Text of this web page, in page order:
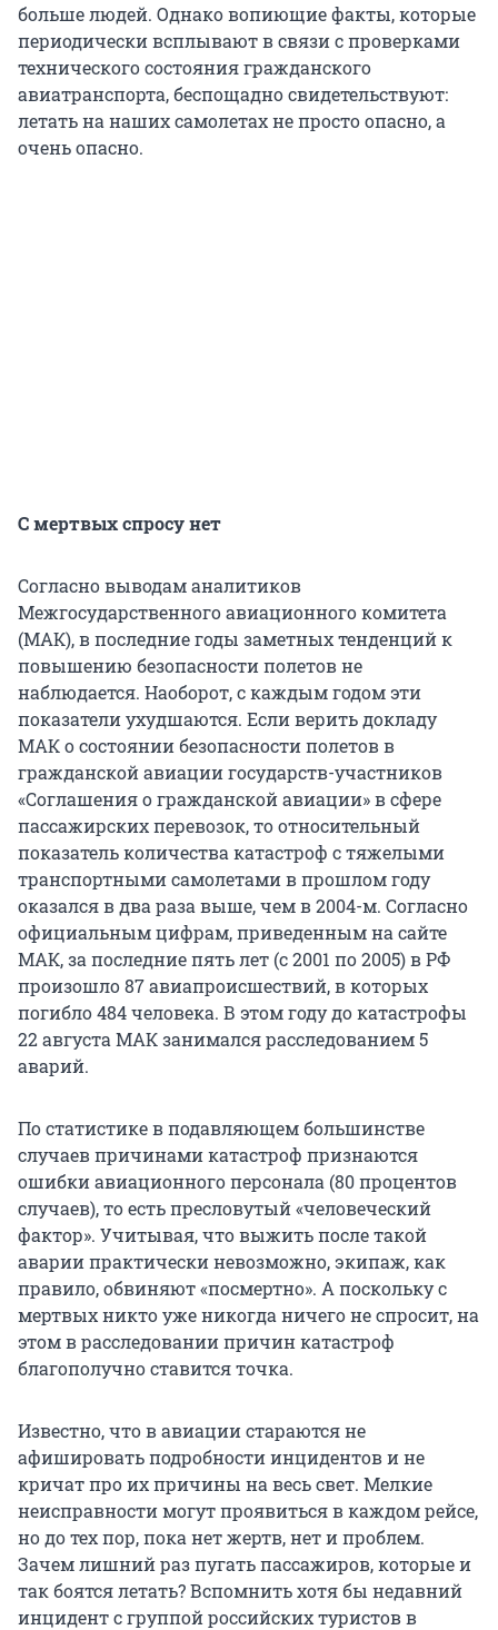
больше людей. Однако вопиющие факты, которые
периодически всплывают в связи с проверками
технического состояния гражданского
авиатранспорта, беспощадно свидетельствуют:
летать на наших самолетах не просто опасно, а
очень опасно.
С мертвых спросу нет
Согласно выводам аналитиков
Межгосударственного авиационного комитета
(МАК), в последние годы заметных тенденций к
повышению безопасности полетов не
наблюдается. Наоборот, с каждым годом эти
показатели ухудшаются. Если верить докладу
МАК о состоянии безопасности полетов в
гражданской авиации государств-участников
«Соглашения о гражданской авиации» в сфере
пассажирских перевозок, то относительный
показатель количества катастроф с тяжелыми
транспортными самолетами в прошлом году
оказался в два раза выше, чем в 2004-м. Согласно
официальным цифрам, приведенным на сайте
МАК, за последние пять лет (с 2001 по 2005) в РФ
произошло 87 авиапроисшествий, в которых
погибло 484 человека. В этом году до катастрофы
22 августа МАК занимался расследованием 5
аварий.
По статистике в подавляющем большинстве
случаев причинами катастроф признаются
ошибки авиационного персонала (80 процентов
случаев), то есть пресловутый «человеческий
фактор». Учитывая, что выжить после такой
аварии практически невозможно, экипаж, как
правило, обвиняют «посмертно». А поскольку с
мертвых никто уже никогда ничего не спросит, на
этом в расследовании причин катастроф
благополучно ставится точка.
Известно, что в авиации стараются не
афишировать подробности инцидентов и не
кричат про их причины на весь свет. Мелкие
неисправности могут проявиться в каждом рейсе,
но до тех пор, пока нет жертв, нет и проблем.
Зачем лишний раз пугать пассажиров, которые и
так боятся летать? Вспомнить хотя бы недавний
инцидент с группой российских туристов в